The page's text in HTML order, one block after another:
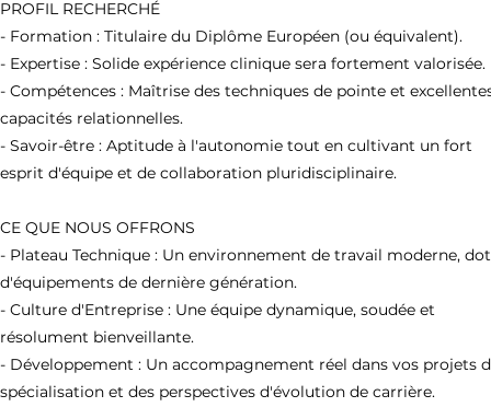
PROFIL RECHERCHÉ
- Formation : Titulaire du Diplôme Européen (ou équivalent).
- Expertise : Solide expérience clinique sera fortement valorisée.
- Compétences : Maîtrise des techniques de pointe et
capacités relationnelles.
- Savoir-être : Aptitude à l'autonomie tout en cultivant un fort
esprit d'équipe et de collaboration pluridisciplinaire.
CE QUE NOUS OFFRONS
- Plateau Technique : Un environnement de travail moderne,
d'équipements de dernière génération.
- Culture d'Entreprise : Une équipe dynamique, soudée et
résolument bienveillante.
- Développement : Un accompagnement réel dans vos projets
spécialisation et des perspectives d'évolution de carrière.